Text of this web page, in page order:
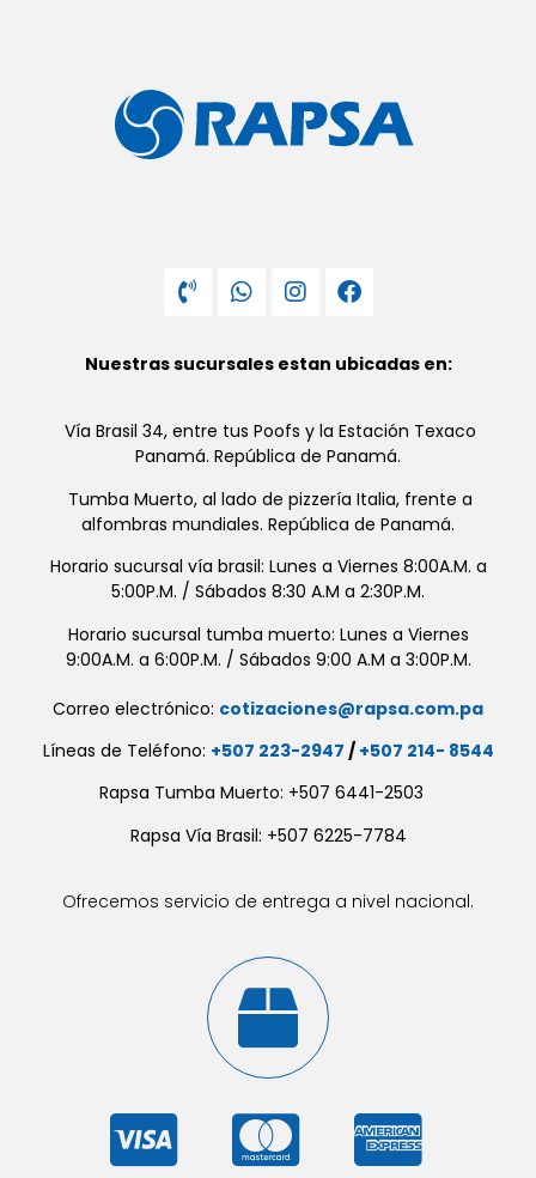
Nuestras sucursales estan ubicadas en:
Vía Brasil 34, entre tus Poofs y la Estación Texaco
Panamá. República de Panamá.
Tumba Muerto, al lado de pizzería Italia, frente a
alfombras mundiales. República de Panamá.
Horario sucursal vía brasil: Lunes a Viernes 8:00A.M. a
5:00P.M. / Sábados 8:30 A.M a 2:30P.M.
Horario sucursal tumba muerto: Lunes a Viernes
9:00A.M. a 6:00P.M. / Sábados 9:00 A.M a 3:00P.M.
Correo electrónico: cotizaciones@rapsa.com.pa
Líneas de Teléfono: +507 223-2947 / +507 214- 8544
Rapsa Tumba Muerto: +507 6441-2503
Rapsa Vía Brasil: +507 6225-7784
Ofrecemos servicio de entrega a nivel nacional.